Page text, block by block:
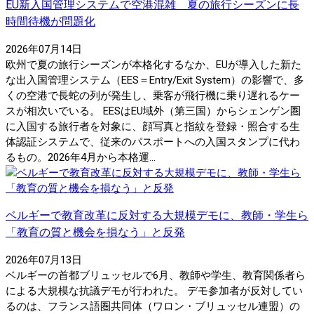
EU新入国管理システムで空港混雑 夏の旅行シーズンに長
時間待機が問題化
2026年07月14日
欧州で夏の旅行シーズンが本格化するなか、EUが導入した新た
な出入国管理システム（EES＝Entry/Exit System）の影響で、多
くの空港で長蛇の列が発生し、乗客が飛行機に乗り遅れるケー
スが相次いでいる。 EESはEU域外（第三国）からシェンゲン圏
に入国する旅行者を対象に、顔写真と指紋を登録・照合する生
体認証システムで、従来のパスポートへの入国スタンプに代わ
るもの。2026年4月から本格運...
ベルギーで教育改革に反対する大規模デモに、教師・学生ら
「教育の質と機会を損なう」と反発
2026年07月13日
ベルギーの首都ブリュッセルで6月、教師や学生、教育関係者ら
による大規模な抗議デモが行われた。 デモ参加者が反対してい
るのは、フランス語圏共同体（ワロン・ブリュッセル連盟）の